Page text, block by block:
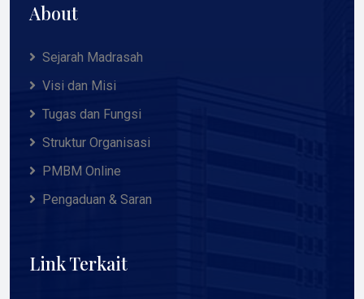
About
Sejarah Madrasah
Visi dan Misi
Tugas dan Fungsi
Struktur Organisasi
PMBM Online
Pengaduan & Saran
Link Terkait